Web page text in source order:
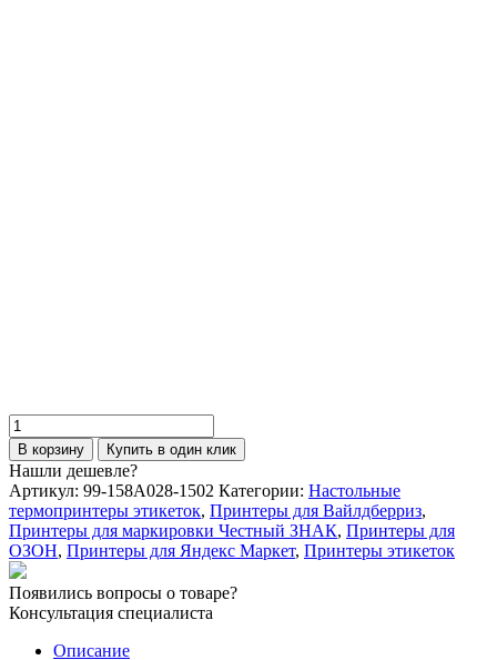
Количество
товара
Принтер
этикеток
TSC
DA220
(DT,
203dpi,
108мм,
USB/RS232/Ethernet/BT)
В корзину Купить в один клик
Нашли дешевле?
Артикул: 99-158A028-1502 Категории: Настольные
термопринтеры этикеток, Принтеры для Вайлдберриз,
Принтеры для маркировки Честный ЗНАК, Принтеры для
ОЗОН, Принтеры для Яндекс Маркет, Принтеры этикеток
Появились вопросы о товаре?
Консультация специалиста
Описание